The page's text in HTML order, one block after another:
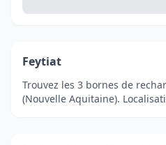
Feytiat
Trouvez les 3 bornes de
(Nouvelle Aquitaine).